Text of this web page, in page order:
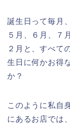
誕生日って毎月
５月、６月、７
２月と、すべて
生日に何かお得
か？
このように私自
にあるお店では